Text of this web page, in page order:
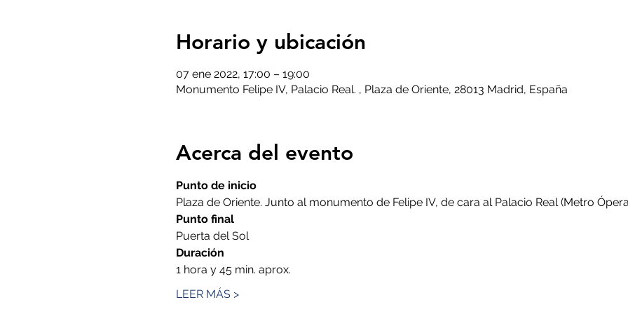
Horario y ubicación
07 ene 2022, 17:00 – 19:00
Monumento Felipe IV, Palacio Real. , Plaza de Oriente, 28013 Madrid, España
Acerca del evento
Punto de inicio
Plaza de Oriente. Junto al monumento de Felipe IV, de cara al Palacio Real (Metro
Punto final
Puerta del Sol
Duración
1 hora y 45 min. aprox.
LEER MÁS >